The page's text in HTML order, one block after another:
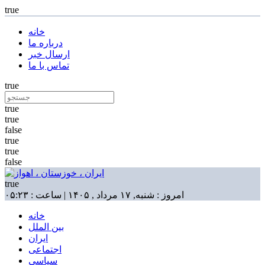
true
خانه
درباره ما
ارسال خبر
تماس با ما
true
true
true
false
true
true
false
true
امروز : شنبه, ۱۷ مرداد , ۱۴۰۵ | ساعت : ۰۵:۲۳
خانه
بین الملل
ایران
اجتماعی
سیاسی